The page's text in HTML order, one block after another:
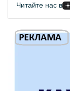
Читайте нас в